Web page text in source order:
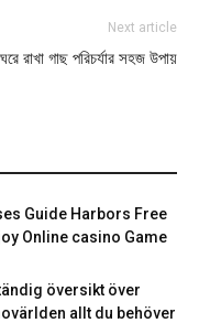
Next article
ঘরে রাখা গাছ পরিচর্যার সহজ উপায়
Guide Harbors Free
Online casino Game
översikt över
allt du behöver